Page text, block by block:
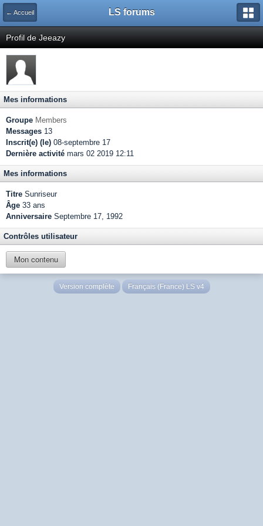
← Accueil LS forums
Profil de Jeeazy
Mes informations
Groupe Members
Messages 13
Inscrit(e) (le) 08-septembre 17
Dernière activité mars 02 2019 12:11
Mes informations
Titre Sunriseur
Âge 33 ans
Anniversaire Septembre 17, 1992
Contrôles utilisateur
Mon contenu
Version complète Français (France) LS v4